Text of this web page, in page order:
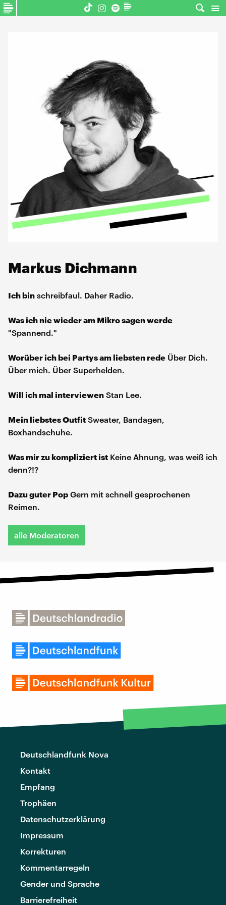
Markus Dichmann
Ich bin schreibfaul. Daher Radio.
Was ich nie wieder am Mikro sagen werde
"Spannend."
Worüber ich bei Partys am liebsten rede Über Dich.
Über mich. Über Superhelden.
Will ich mal interviewen Stan Lee.
Mein liebstes Outfit Sweater, Bandagen,
Boxhandschuhe.
Was mir zu kompliziert ist Keine Ahnung, was weiß ich
denn?!?
Dazu guter Pop Gern mit schnell gesprochenen
Reimen.
alle Moderatoren
Deutschlandfunk Nova
Kontakt
Empfang
Trophäen
Datenschutzerklärung
Impressum
Korrekturen
Kommentarregeln
Gender und Sprache
Barrierefreiheit